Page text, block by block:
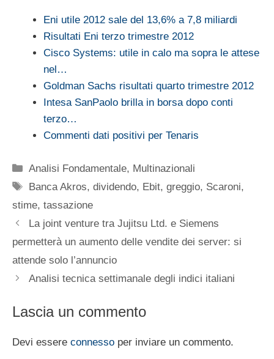
Eni utile 2012 sale del 13,6% a 7,8 miliardi
Risultati Eni terzo trimestre 2012
Cisco Systems: utile in calo ma sopra le attese
nel…
Goldman Sachs risultati quarto trimestre 2012
Intesa SanPaolo brilla in borsa dopo conti
terzo…
Commenti dati positivi per Tenaris
Categorie
Analisi Fondamentale, Multinazionali
Tag
Banca Akros,dividendo, Ebit,greggio, Scaroni,
stime, tassazione
La joint venture tra Jujitsu Ltd. e Siemens
permetterà un aumento delle vendite dei server: si
attende solo l’annuncio
Analisi tecnica settimanale degli indici italiani
Lascia un commento
Devi essere connesso per inviare un commento.